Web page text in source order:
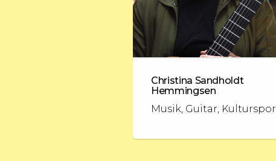
Christina Sandholdt
Hemmingsen
Musik, Guitar, Kulturspor